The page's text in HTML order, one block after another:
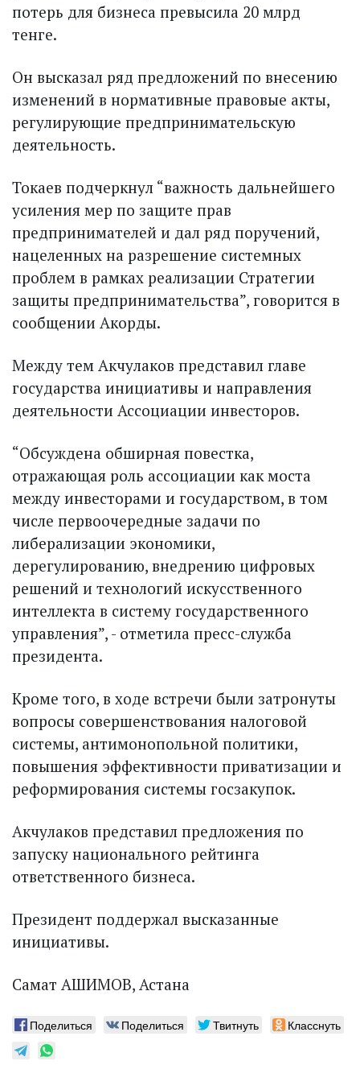
потерь для бизнеса превысила 20 млрд
тенге.
Он высказал ряд предложений по внесению
изменений в нормативные правовые акты,
регулирующие предпринимательскую
деятельность.
Токаев подчеркнул “важность дальнейшего
усиления мер по защите прав
предпринимателей и дал ряд поручений,
нацеленных на разрешение системных
проблем в рамках реализации Стратегии
защиты предпринимательства”, говорится в
сообщении Акорды.
Между тем Акчулаков представил главе
государства инициативы и направления
деятельности Ассоциации инвесторов.
“Обсуждена обширная повестка,
отражающая роль ассоциации как моста
между инвесторами и государством, в том
числе первоочередные задачи по
либерализации экономики,
дерегулированию, внедрению цифровых
решений и технологий искусственного
интеллекта в систему государственного
управления”, - отметила пресс-служба
президента.
Кроме того, в ходе встречи были затронуты
вопросы совершенствования налоговой
системы, антимонопольной политики,
повышения эффективности приватизации и
реформирования системы госзакупок.
Акчулаков представил предложения по
запуску национального рейтинга
ответственного бизнеса.
Президент поддержал высказанные
инициативы.
Самат АШИМОВ, Астана
Поделиться Поделиться Твитнуть Класснуть